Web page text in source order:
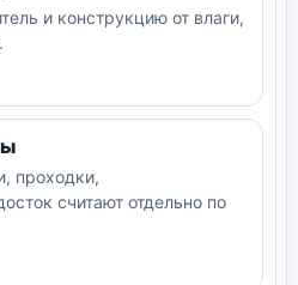
и конструкцию от влаги,
проходки,
считают отдельно по